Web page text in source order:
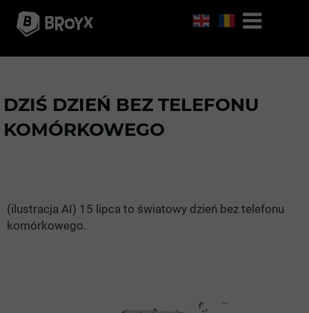
DZIŚ DZIEŃ BEZ TELEFONU
KOMÓRKOWEGO
(ilustracja AI) 15 lipca to światowy dzień bez telefonu
komórkowego.